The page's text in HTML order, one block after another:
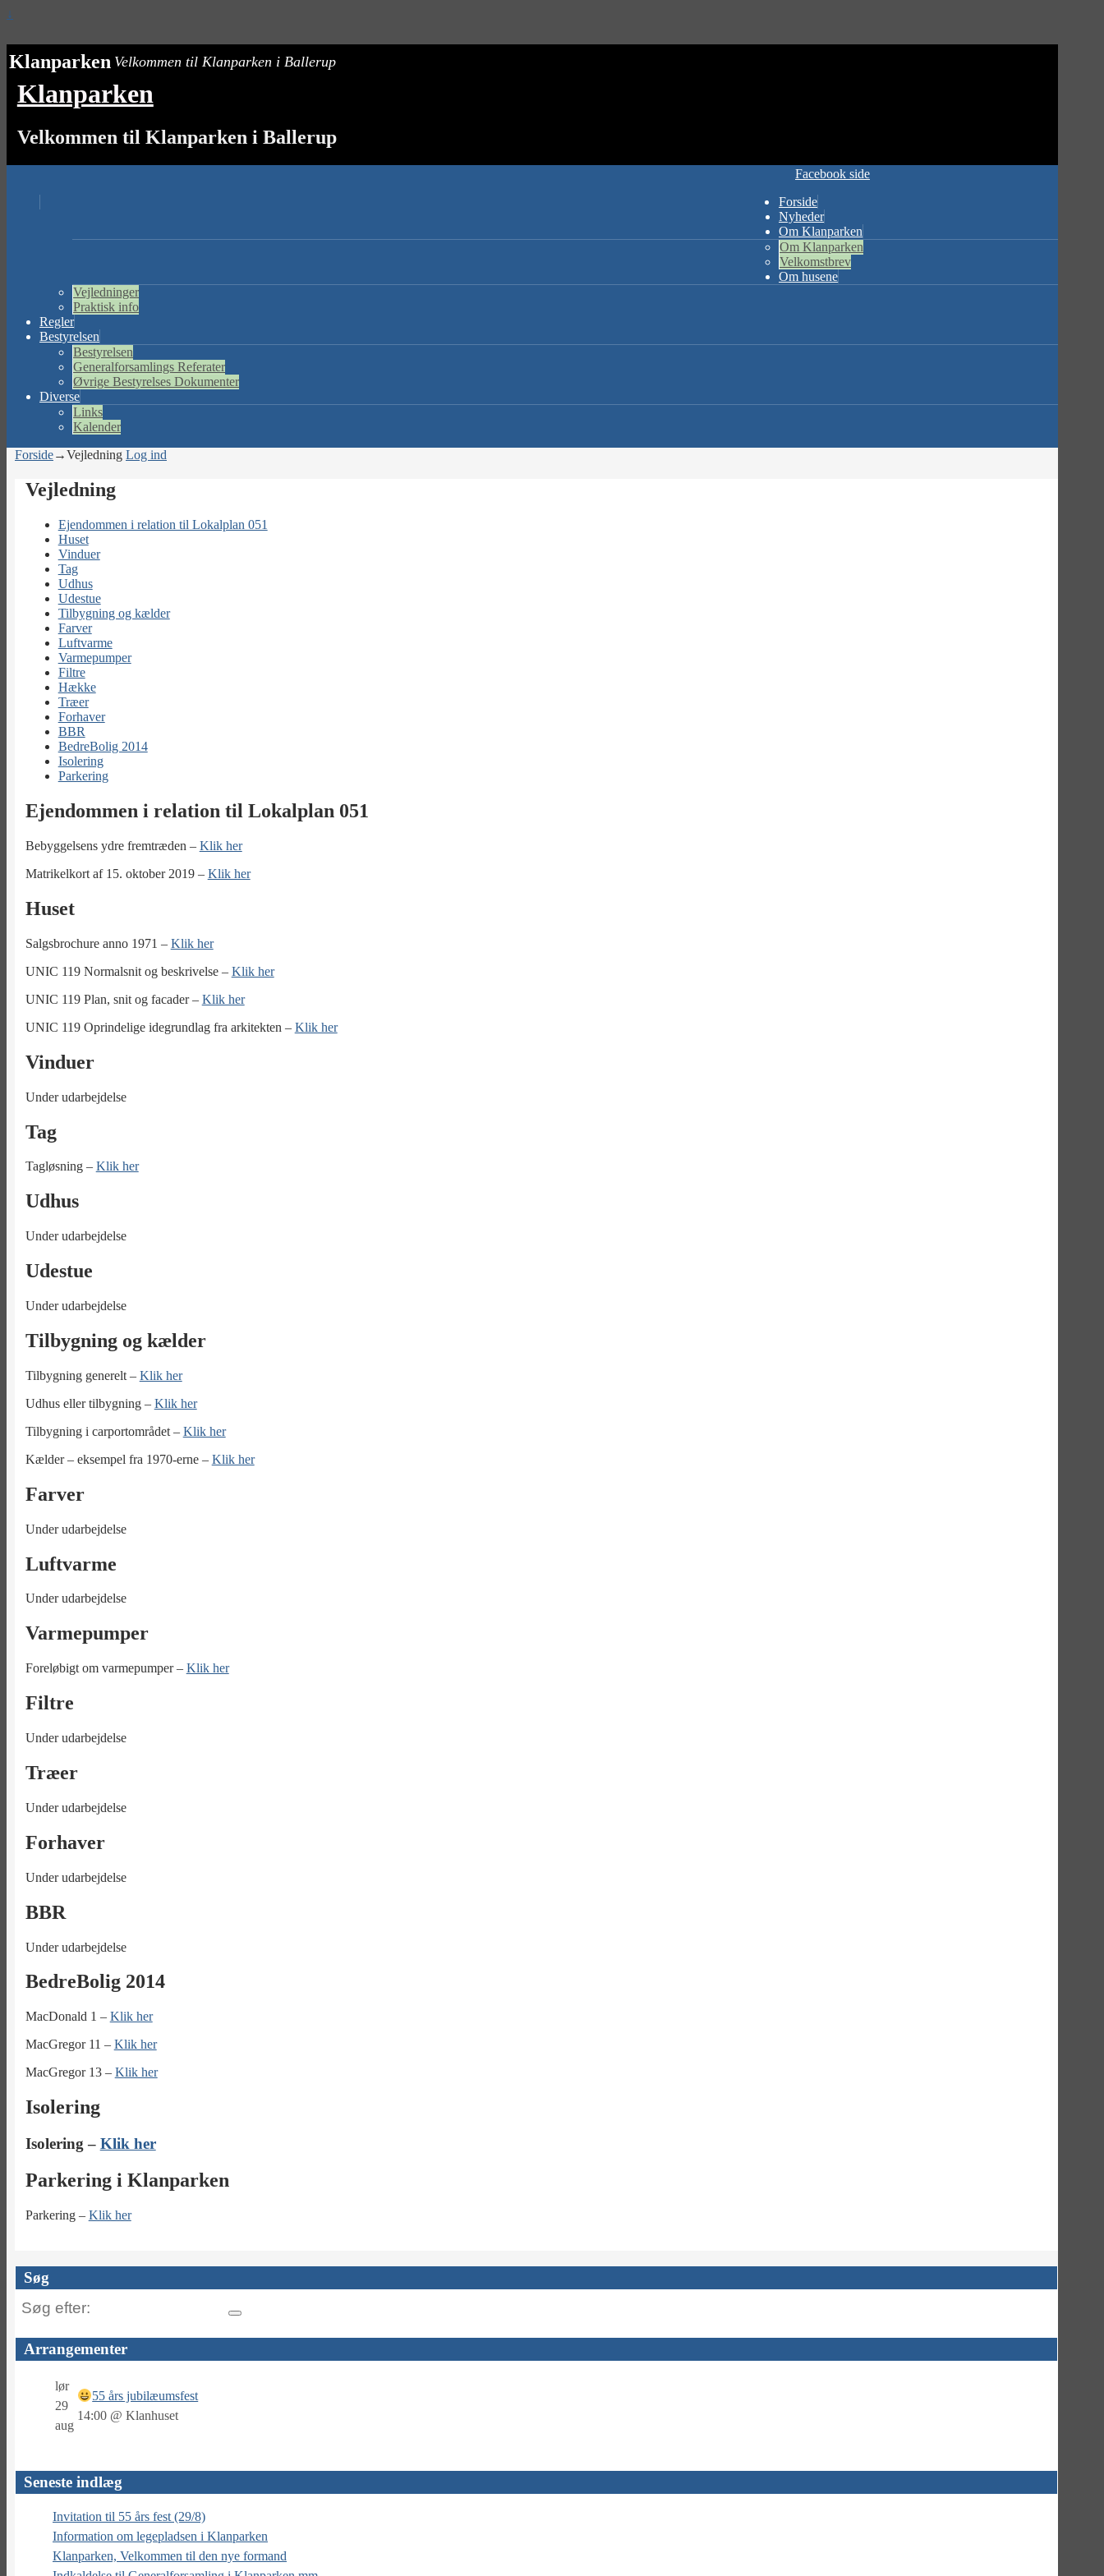
↓
Klanparken Velkommen til Klanparken i Ballerup
Klanparken
Velkommen til Klanparken i Ballerup
Facebook side
Forside
Nyheder
Om Klanparken
Om Klanparken
Velkomstbrev
Om husene
Vejledninger
Praktisk info
Regler
Bestyrelsen
Bestyrelsen
Generalforsamlings Referater
Øvrige Bestyrelses Dokumenter
Diverse
Links
Kalender
Forside→Vejledning Log ind
Vejledning
Ejendommen i relation til Lokalplan 051
Huset
Vinduer
Tag
Udhus
Udestue
Tilbygning og kælder
Farver
Luftvarme
Varmepumper
Filtre
Hække
Træer
Forhaver
BBR
BedreBolig 2014
Isolering
Parkering
Ejendommen i relation til Lokalplan 051
Bebyggelsens ydre fremtræden – Klik her
Matrikelkort af 15. oktober 2019 – Klik her
Huset
Salgsbrochure anno 1971 – Klik her
UNIC 119 Normalsnit og beskrivelse – Klik her
UNIC 119 Plan, snit og facader – Klik her
UNIC 119 Oprindelige idegrundlag fra arkitekten – Klik her
Vinduer
Under udarbejdelse
Tag
Tagløsning – Klik her
Udhus
Under udarbejdelse
Udestue
Under udarbejdelse
Tilbygning og kælder
Tilbygning generelt – Klik her
Udhus eller tilbygning – Klik her
Tilbygning i carportområdet – Klik her
Kælder – eksempel fra 1970-erne – Klik her
Farver
Under udarbejdelse
Luftvarme
Under udarbejdelse
Varmepumper
Foreløbigt om varmepumper – Klik her
Filtre
Under udarbejdelse
Træer
Under udarbejdelse
Forhaver
Under udarbejdelse
BBR
Under udarbejdelse
BedreBolig 2014
MacDonald 1 – Klik her
MacGregor 11 – Klik her
MacGregor 13 – Klik her
Isolering
Isolering – Klik her
Parkering i Klanparken
Parkering – Klik her
Søg
Søg
Arrangementer
lør
29
aug
55 års jubilæumsfest
14:00 @ Klanhuset
Seneste indlæg
Invitation til 55 års fest (29/8)
Information om legepladsen i Klanparken
Klanparken, Velkommen til den nye formand